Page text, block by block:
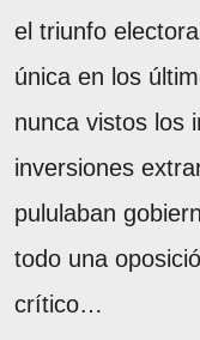
el triunfo
única en los
nunca vistos los
inversiones
pululaban
todo una
crítico…